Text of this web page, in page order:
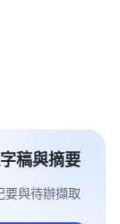
稿與摘要
要與待辦擷取